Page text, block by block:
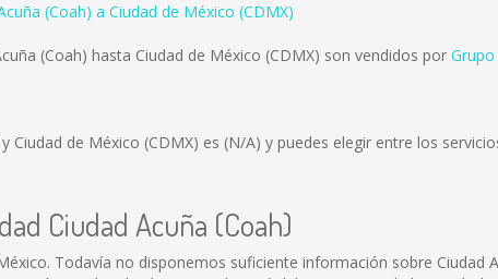
(Coah) a Ciudad de México (CDMX)
(Coah) hasta Ciudad de México (CDMX) son vendidos por Grupo
Ciudad de México (CDMX) es (N/A) y puedes elegir entre los
Ciudad Acuña (Coah)
Todavía no disponemos suficiente información sobre